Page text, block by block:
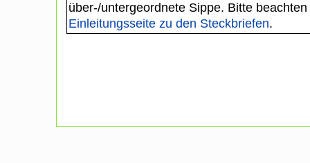
über-/untergeordnete Sippe. Bitte
Einleitungsseite zu den Steckbriefen.